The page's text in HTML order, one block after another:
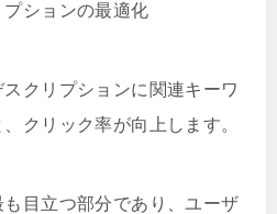
ションの最適化
クリプションに関連キーワ
クリック率が向上します。
目立つ部分であり、ユーザ